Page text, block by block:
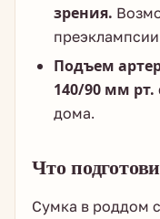
зрения.
Подъем
140/90 мм рт.
дома.
Что
Сумка в роддом